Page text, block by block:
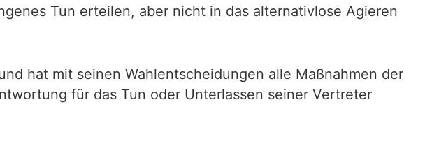
Tun erteilen, aber nicht in das alternativlose Agieren
hat mit seinen Wahlentscheidungen alle Maßnahmen der
für das Tun oder Unterlassen seiner Vertreter